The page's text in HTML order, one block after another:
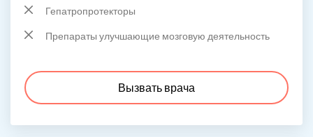
Гепатропротекторы
Препараты улучшающие мозговую деятельность
Вызвать врача